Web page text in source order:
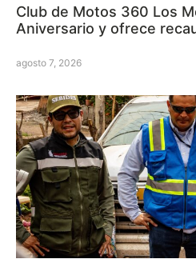
Club de Motos 360 Los
Aniversario y ofrece
agosto 7, 2026